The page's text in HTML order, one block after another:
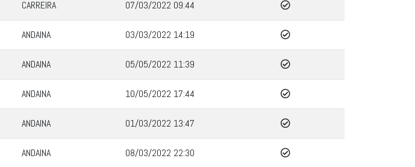
CARREIRA 07/03/2022 09:44
ANDAINA 03/03/2022 14:19
ANDAINA 05/05/2022 11:39
ANDAINA 10/05/2022 17:44
ANDAINA 01/03/2022 13:47
ANDAINA 08/03/2022 22:30